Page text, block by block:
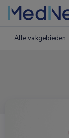
Alle vakgebieden